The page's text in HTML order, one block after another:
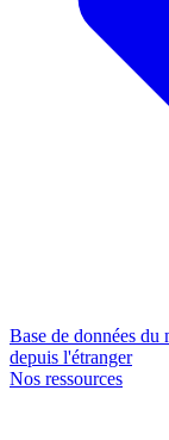
Base de données du
depuis l'étranger
Nos ressources